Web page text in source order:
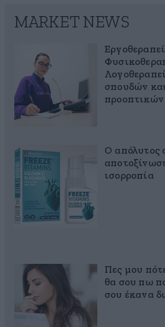
MARKET NEWS
σπουδών
προοπτικών
Ο απόλυτος
ισορροπία
Πες μου
θα σου πω
σου έκανα